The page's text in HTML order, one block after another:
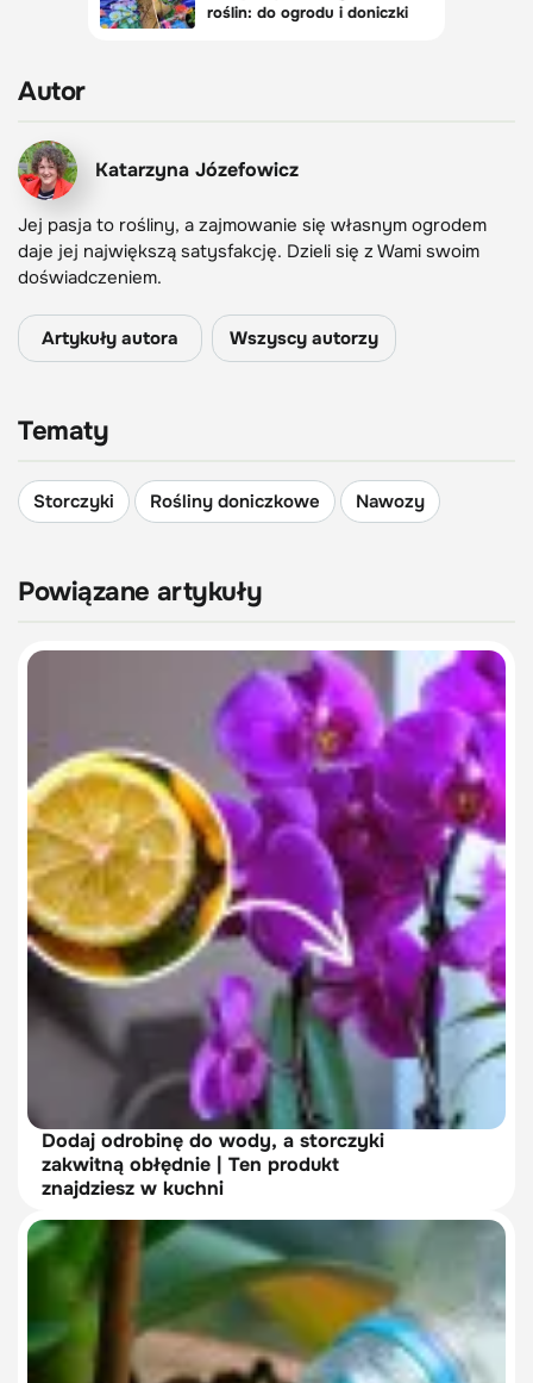
Autor
Katarzyna Józefowicz
Jej pasja to rośliny, a zajmowanie się własnym ogrodem
daje jej największą satysfakcję. Dzieli się z Wami swoim
doświadczeniem.
Artykuły autora Wszyscy autorzy
Tematy
Storczyki Rośliny doniczkowe Nawozy
Powiązane artykuły
Dodaj odrobinę do wody, a storczyki
zakwitną obłędnie | Ten produkt
znajdziesz w kuchni